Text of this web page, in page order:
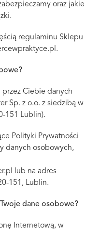
oraz jakie
regulaminu Sklepu
Ciebie danych
Sp. z o.o. z siedzibą w
151 Lublin).
Polityki Prywatności
danych osobowych,
lub na adres
151, Lublin.
Twoje dane osobowe?
Internetową, w